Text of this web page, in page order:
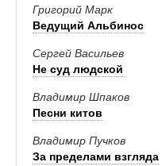
Григорий Марк
Ведущий Альбинос
Сергей Васильев
Не суд людской
Владимир Шпаков
Песни китов
Владимир Пучков
За пределами взгляда